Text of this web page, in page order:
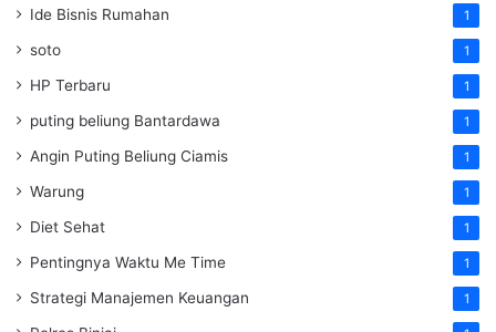
Ide Bisnis Rumahan 1
soto 1
HP Terbaru 1
puting beliung Bantardawa 1
Angin Puting Beliung Ciamis 1
Warung 1
Diet Sehat 1
Pentingnya Waktu Me Time 1
Strategi Manajemen Keuangan 1